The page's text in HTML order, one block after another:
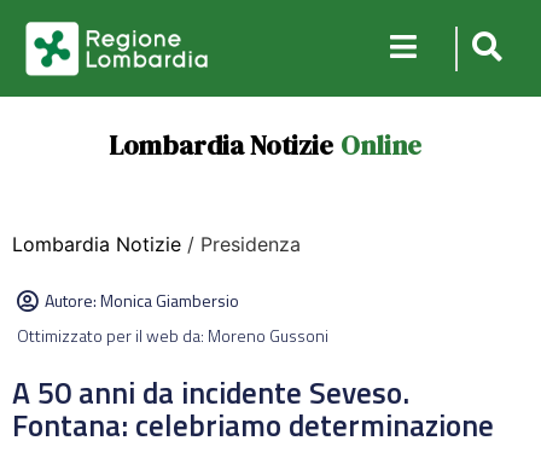
Lombardia Notizie Online
Lombardia Notizie / Presidenza
Autore:Monica Giambersio
Ottimizzato per il web da: Moreno Gussoni
A 50 anni da incidente Seveso.
Fontana: celebriamo determinazione